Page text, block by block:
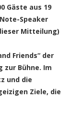
Gäste aus 19
Speaker
Mitteilung)
Friends“ der
zur Bühne. Im
und die
Ziele, die